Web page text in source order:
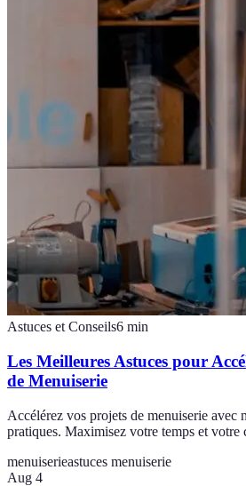
Astuces et Conseils6 min
Les Meilleures Astuces pour
de Menuiserie
Accélérez vos projets de menuiserie avec
pratiques. Maximisez votre temps et votre
menuiserieastuces menuiserie
Aug 4